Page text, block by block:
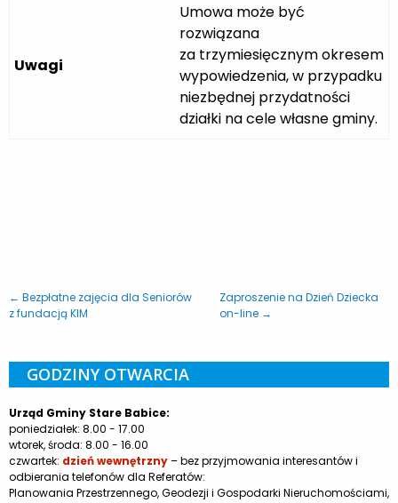
Uwagi
Umowa może być
rozwiązana
za trzymiesięcznym okresem
wypowiedzenia, w przypadku
niezbędnej przydatności
działki na cele własne gminy.
← Bezpłatne zajęcia dla Seniorów
z fundacją KIM
Zaproszenie na Dzień Dziecka
on-line →
GODZINY OTWARCIA
Urząd Gminy Stare Babice:
poniedziałek: 8.00 - 17.00
wtorek, środa: 8.00 - 16.00
czwartek: dzień wewnętrzny– bez przyjmowania interesantów i
odbierania telefonów dla Referatów:
Planowania Przestrzennego, Geodezji i Gospodarki Nieruchomościami,